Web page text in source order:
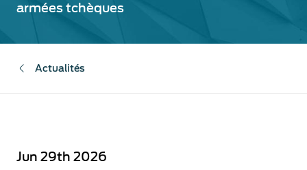
armées tchèques
Actualités
Jun 29th 2026